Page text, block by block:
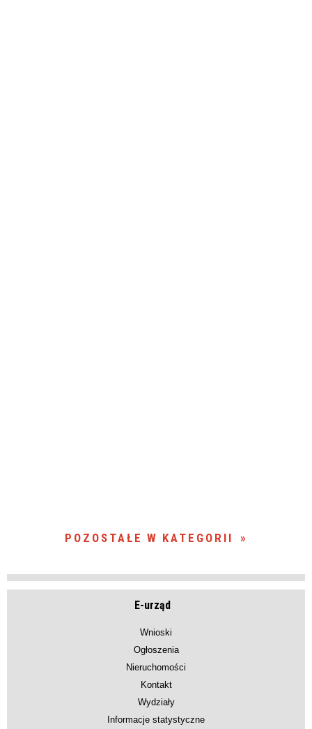
POZOSTAŁE W KATEGORII
E-urząd
Wnioski
Ogłoszenia
Nieruchomości
Kontakt
Wydziały
Informacje statystyczne